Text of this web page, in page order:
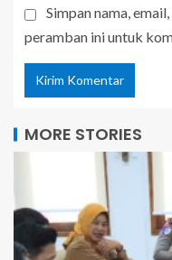
Simpan nama,
peramban ini untuk
MORE STORIES